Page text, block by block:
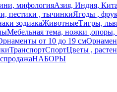
мифологияАзия, Индия,
пестики , тычинкиЯгоды ,
зодиакаЖивотныеТигры,
Мебельная тема, ножки ,опоры,
от 10 до 19 см
ТранспортСпортЦветы ,
НАБОРЫ